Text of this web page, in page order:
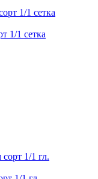
1/1 сетка